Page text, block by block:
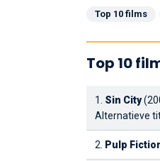
Top 10 films
Top 10
1. Sin City
Alternatieve
2. Pulp